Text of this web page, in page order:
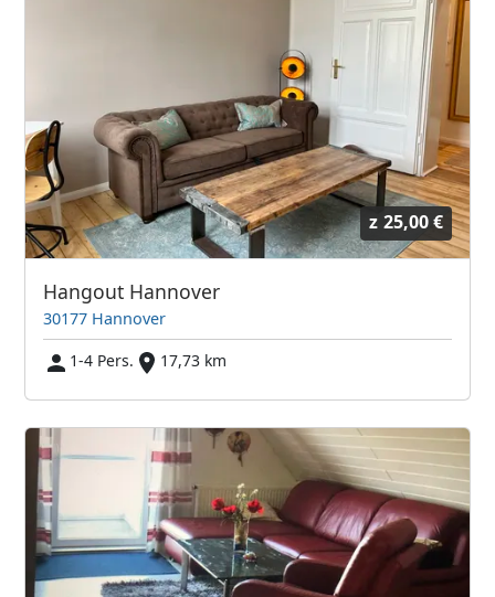
z 25,00 €
Hangout Hannover
30177 Hannover
1-4 Pers.
17,73 km